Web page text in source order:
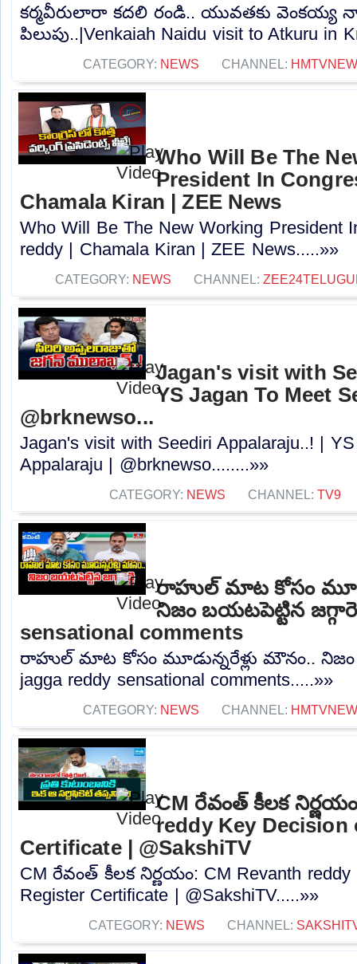
కర్మవీరులారా కదలి రండి.. యువతకు వెంకయ్య
పిలుపు..|Venkaiah Naidu visit to Atkuru in
CATEGORY: NEWS CHANNEL:
Who Will Be The
President In
Chamala Kiran | ZEE News
Who Will Be The New Working President
reddy | Chamala Kiran | ZEE News.....»»
CATEGORY: NEWS CHANNEL:
Jagan's visit with
YS Jagan To Meet
@brknewso...
Jagan's visit with Seediri Appalaraju..! |
Appalaraju | @brknewso........»»
CATEGORY: NEWS CHANNEL: TV9
రాహుల్ మాట కోసం
నిజం బయటపెట్టిన
sensational comments
రాహుల్ మాట కోసం మూడున్నరేళ్లు మౌనం.. నిజం
jagga reddy sensational comments.....»»
CATEGORY: NEWS CHANNEL:
CM రేవంత్ కీలక
reddy Key Decision
Certificate | @SakshiTV
CM రేవంత్ కీలక నిర్ణయం: CM Revanth reddy
Register Certificate | @SakshiTV.....»»
CATEGORY: NEWS CHANNEL: